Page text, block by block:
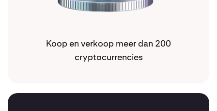
Koop en verkoop meer dan 200
cryptocurrencies